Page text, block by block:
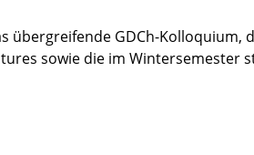
übergreifende GDCh-Kolloquium,
sowie die im Wintersemester